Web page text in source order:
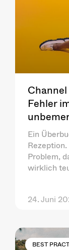
Fehler
Ein
Problem,
wirklich
24. Juni
BEST